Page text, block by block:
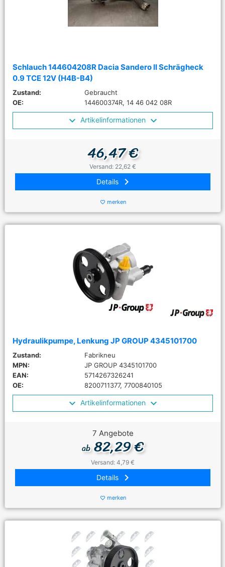
Schlauch 144604208R Dacia Sandero II Schrägheck
0.9 TCE 12V (H4B-B4)
Zustand:
Gebraucht
OE:
144600374R, 14 46 042 08R
Artikelinformationen
46,47 €
Versand: 22,62 €
Details keyboard_arrow_right
favorite_border merken
Hydraulikpumpe, Lenkung JP GROUP 4345101700
Zustand:
Fabrikneu
MPN:
JP GROUP 4345101700
EAN:
5714267326241
OE:
8200711377, 7700840105
Artikelinformationen
7 Angebote
ab82,29 €
Versand: 4,79 €
Details keyboard_arrow_right
favorite_border merken